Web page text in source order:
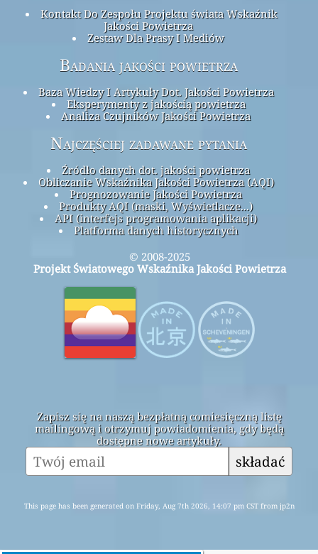
Kontakt Do Zespołu Projektu świata Wskaźnik
Jakości Powietrza
Zestaw Dla Prasy I Mediów
Badania jakości powietrza
Baza Wiedzy I Artykuły Dot. Jakości Powietrza
Eksperymenty z jakością powietrza
Analiza Czujników Jakości Powietrza
Najczęściej zadawane pytania
Źródło danych dot. jakości powietrza
Obliczanie Wskaźnika Jakości Powietrza (AQI)
Prognozowanie Jakości Powietrza
Produkty AQI (maski, Wyświetlacze...)
API (interfejs programowania aplikacji)
Platforma danych historycznych
© 2008-2025
Projekt Światowego Wskaźnika Jakości Powietrza
Zapisz się na naszą bezpłatną comiesięczną listę
mailingową i otrzymuj powiadomienia, gdy będą
dostępne nowe artykuły.
składać
This page has been generated on Friday, Aug 7th 2026, 14:07 pm CST from jp2n